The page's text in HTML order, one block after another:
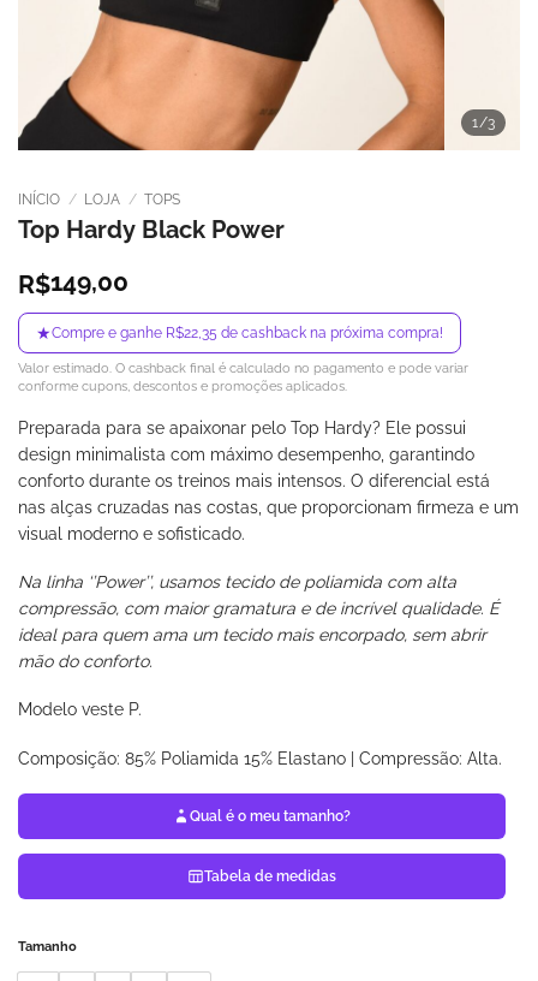
1 /3
INÍCIO / LOJA / TOPS
Top Hardy Black Power
R$149,00
★Compre e ganhe R$22,35 de cashback na próxima compra!
Valor estimado. O cashback final é calculado no pagamento e pode variar
conforme cupons, descontos e promoções aplicados.
Preparada para se apaixonar pelo Top Hardy? Ele possui
design minimalista com máximo desempenho, garantindo
conforto durante os treinos mais intensos. O diferencial está
nas alças cruzadas nas costas, que proporcionam firmeza e um
visual moderno e sofisticado.
Na linha ‘’Power’’, usamos tecido de poliamida com alta
compressão, com maior gramatura e de incrível qualidade. É
ideal para quem ama um tecido mais encorpado, sem abrir
mão do conforto.
Modelo veste P.
Composição: 85% Poliamida 15% Elastano | Compressão: Alta.
Qual é o meu tamanho?
Tabela de medidas
Tamanho